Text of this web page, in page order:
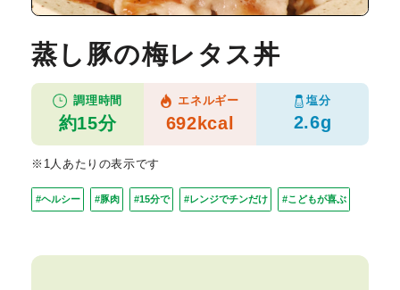
蒸し豚の梅レタス丼
調理時間
約15分
エネルギー
692kcal
塩分
2.6g
※1人あたりの表示です
#ヘルシー #豚肉 #15分で #レンジでチンだけ #こどもが喜ぶ